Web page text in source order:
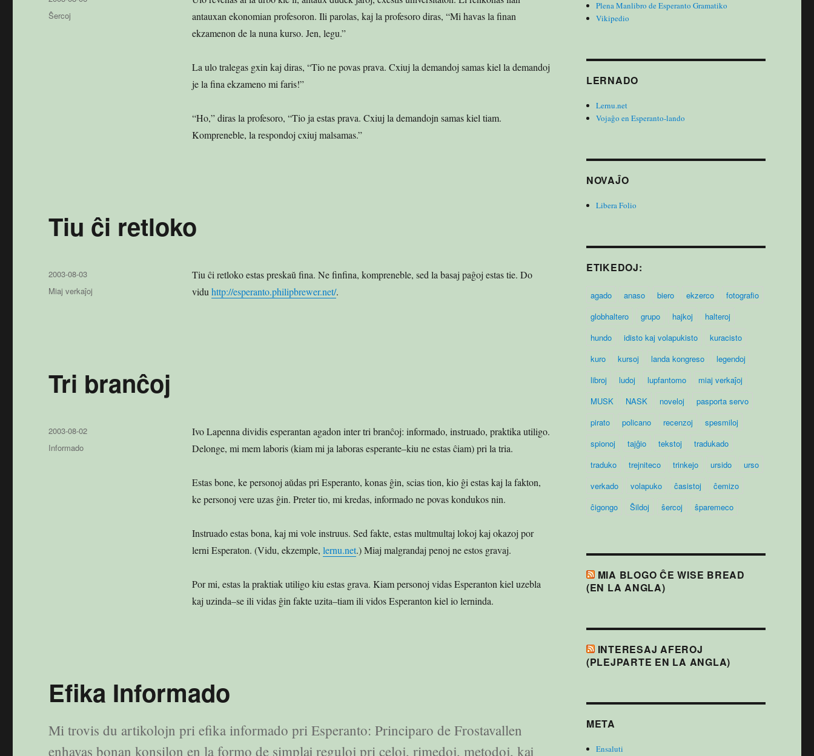
antauxan ekonomian profesoron. Ili parolas, kaj la profesoro diras, “Mi havas la finan
ekzamenon de la nuna kurso. Jen, legu.”
La ulo tralegas gxin kaj diras, “Tio ne povas prava. Cxiuj la demandoj samas kiel la demandoj
je la fina ekzameno mi faris!”
“Ho,” diras la profesoro, “Tio ja estas prava. Cxiuj la demandojn samas kiel tiam.
Kompreneble, la respondoj cxiuj malsamas.”
en
Kategorioj
Ŝercoj
Tiu ĉi retloko
Tiu ĉi retloko estas preskaŭ fina. Ne finfina, kompreneble, sed la basaj paĝoj estas tie. Do
vidu http://esperanto.philipbrewer.net/.
Publikigita
en
2003-08-03
Kategorioj
Miaj verkaĵoj
Tri branĉoj
Ivo Lapenna dividis esperantan agadon inter tri branĉoj: informado, instruado, praktika utiligo.
Delonge, mi mem laboris (kiam mi ja laboras esperante–kiu ne estas ĉiam) pri la tria.
Estas bone, ke personoj aŭdas pri Esperanto, konas ĝin, scias tion, kio ĝi estas kaj la fakton,
ke personoj vere uzas ĝin. Preter tio, mi kredas, informado ne povas kondukos nin.
Instruado estas bona, kaj mi vole instruus. Sed fakte, estas multmultaj lokoj kaj okazoj por
lerni Esperaton. (Vidu, ekzemple, lernu.net.) Miaj malgrandaj penoj ne estos gravaj.
Por mi, estas la praktiak utiligo kiu estas grava. Kiam personoj vidas Esperanton kiel uzebla
kaj uzinda–se ili vidas ĝin fakte uzita–tiam ili vidos Esperanton kiel io lerninda.
Publikigita
en
2003-08-02
Kategorioj
Informado
Efika Informado
Mi trovis du artikolojn pri efika informado pri Esperanto: Principaro de Frostavallen
enhavas bonan konsilon en la formo de simplaj reguloj pri celoj, rimedoj, metodoj, kaj
Plena Manlibro de Esperanto Gramatiko
Vikipedio
LERNADO
Lernu.net
Vojaĝo en Esperanto-lando
NOVAĴO
Libera Folio
ETIKEDOJ:
agado anaso biero ekzerco
fotografio
globhaltero
grupo hajkoj
halteroj
hundo
idisto kaj volapukisto
kuracisto
kuro
kursoj landa kongreso
legendoj
libroj
ludoj lupfantomo
miaj verkaĵoj
MUSK
NASK noveloj
pasporta servo
pirato
policano recenzoj
spesmiloj
spionoj
tajĝio tekstoj
tradukado
traduko
trejniteco trinkejo ursido
urso
verkado
volapuko ĉasistoj
ĉemizo
ĉigongo
Ŝildoj ŝercoj ŝparemeco
MIA BLOGO ĈE WISE BREAD
(EN LA ANGLA)
INTERESAJ AFEROJ
(PLEJPARTE EN LA ANGLA)
META
Ensaluti